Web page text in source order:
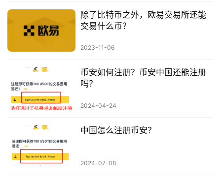
除了比特币之外，欧易交易所还能
交易什么币？
2023-11-06
币安如何注册？币安中国还能注册
吗？
2024-04-24
中国怎么注册币安？
2024-07-08